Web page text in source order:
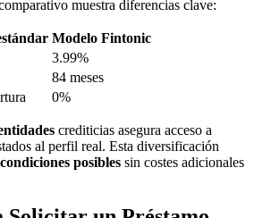
muestra diferencias clave:
Modelo Fintonic
3.99%
84 meses
0%
crediticias asegura acceso a
al perfil real. Esta diversificación
posibles sin costes adicionales